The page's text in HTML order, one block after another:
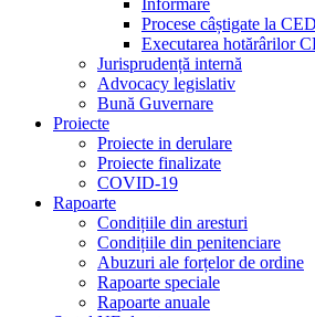
Informare
Procese câștigate la
Executarea hotărârilor
Jurisprudență internă
Advocacy legislativ
Bună Guvernare
Proiecte
Proiecte in derulare
Proiecte finalizate
COVID-19
Rapoarte
Condițiile din aresturi
Condițiile din penitenciare
Abuzuri ale forțelor de ordine
Rapoarte speciale
Rapoarte anuale